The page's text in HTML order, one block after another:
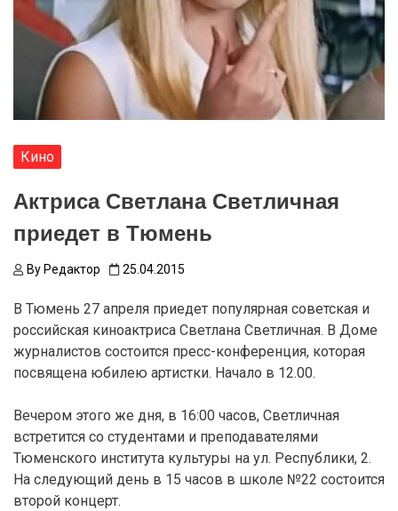
Кино
Актриса Светлана Светличная
приедет в Тюмень
By Редактор 25.04.2015
В Тюмень 27 апреля приедет популярная советская и
российская киноактриса Светлана Светличная. В Доме
журналистов состоится пресс-конференция, которая
посвящена юбилею артистки. Начало в 12.00.
Вечером этого же дня, в 16:00 часов, Светличная
встретится со студентами и преподавателями
Тюменского института культуры на ул. Республики, 2.
На следующий день в 15 часов в школе №22 состоится
второй концерт.